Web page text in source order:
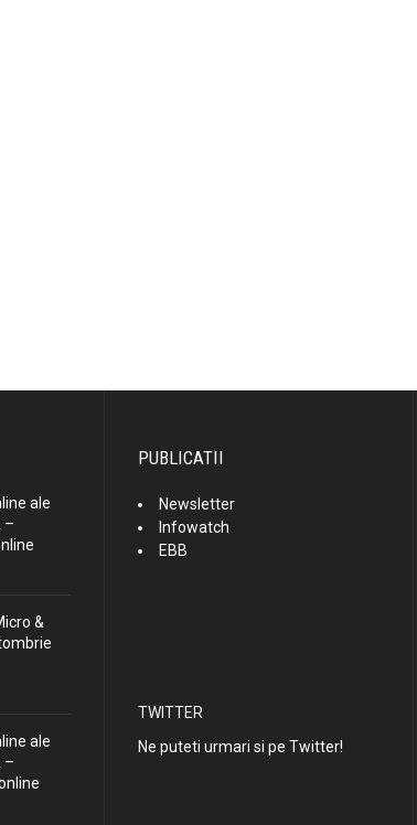
ale
–
&
ale
–
PUBLICATII
Newsletter
Infowatch
EBB
TWITTER
Ne puteti urmari si pe Twitter!